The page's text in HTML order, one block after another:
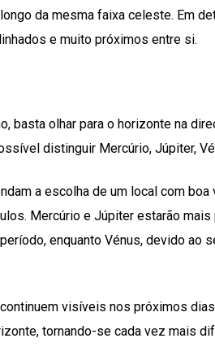
da mesma faixa celeste. Em
e muito próximos entre si.
basta olhar para o horizonte na
distinguir Mercúrio, Júpiter,
a escolha de um local com
Mercúrio e Júpiter estarão
enquanto Vénus, devido ao
visíveis nos próximos
tornando-se cada vez mais